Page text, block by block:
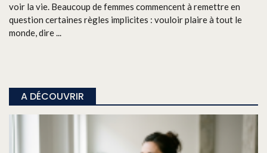
voir la vie. Beaucoup de femmes commencent à remettre en
question certaines règles implicites : vouloir plaire à tout le
monde, dire ...
A DÉCOUVRIR